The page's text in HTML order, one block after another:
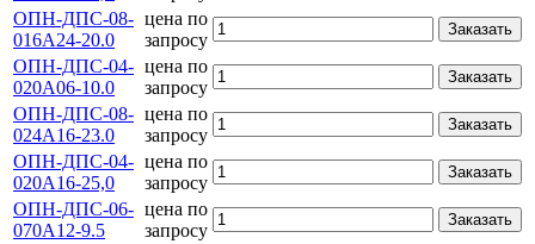
ОПН-ДПС-08-
016А24-20.0
цена по
запросу
Заказать
ОПН-ДПС-04-
020А06-10.0
цена по
запросу
Заказать
ОПН-ДПС-08-
024А16-23.0
цена по
запросу
Заказать
ОПН-ДПС-04-
020А16-25,0
цена по
запросу
Заказать
ОПН-ДПС-06-
070А12-9.5
цена по
запросу
Заказать